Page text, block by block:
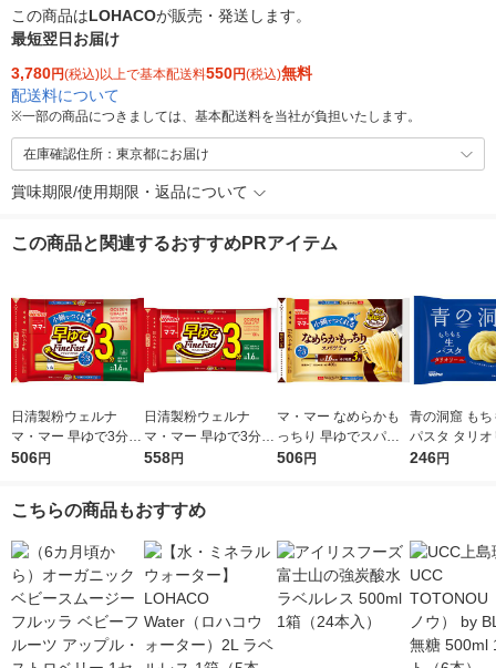
この商品はLOHACOが販売・発送します。
最短翌日お届け
3,780円(税込)以上で基本配送料550円(税込)無料
配送料について
※一部の商品につきましては、基本配送料を当社が負担いたします。
在庫確認住所：東京都にお届け
賞味期限/使用期限・返品について
この商品と関連するおすすめPRアイテム
日清製粉ウェルナ
マ・マー 早ゆで3分ス
パゲティ2/3サイズ1.6
506円
日清製粉ウェルナ
マ・マー 早ゆで3分ス
パゲティ 1.6mm チャ
558円
マ・マー なめらかも
っちり 早ゆでスパゲ
ティ 2/3サイズ チャッ
506円
青の洞窟 もち
パスタ タリオ
1袋（150g）
246円
こちらの商品もおすすめ